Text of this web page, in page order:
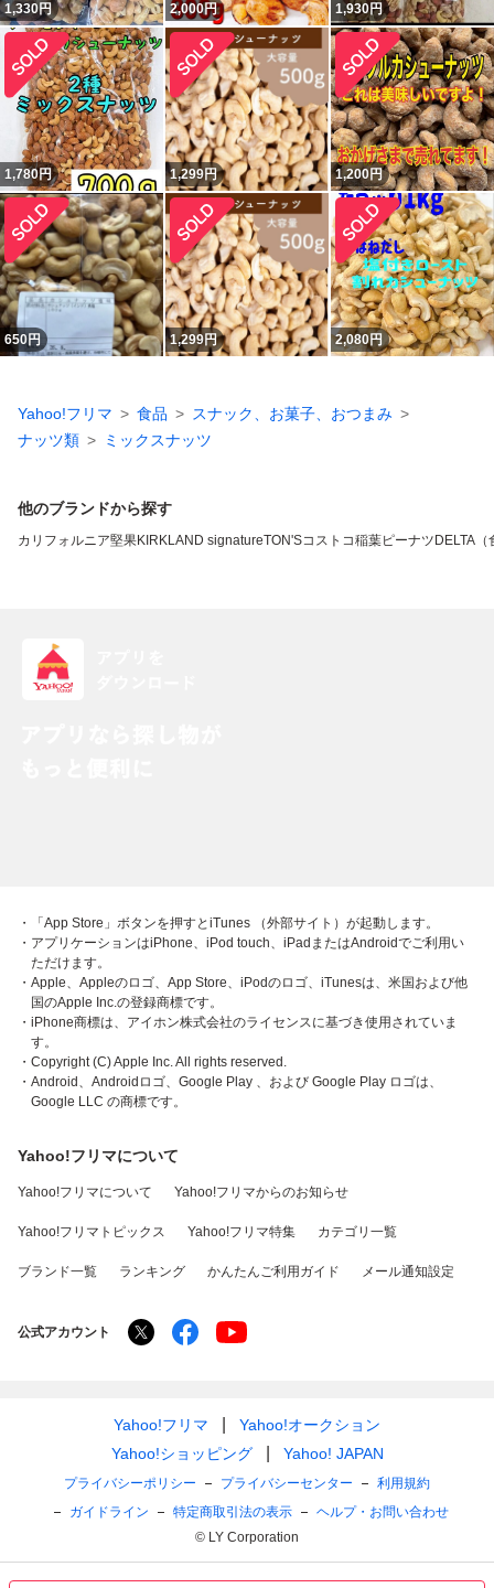
1,330円 2,000円 1,930円
1,780円 1,299円 1,200円
650円 1,299円 2,080円
Yahoo!フリマ 食品
スナック、お菓子、おつまみ
ナッツ類
ミックスナッツ
他のブランドから探す
カリフォルニア堅果KIRKLAND signatureTON'Sコストコ稲葉ピーナツ DELTA（
・「App Store」ボタンを押すとiTunes （外部サイト）が起動します。
・アプリケーションはiPhone、iPod touch、iPadまたはAndroidでご利用い
ただけます。
・Apple、Appleのロゴ、App Store、iPodのロゴ、iTunesは、米国および他
国のApple Inc.の登録商標です。
・iPhone商標は、アイホン株式会社のライセンスに基づき使用されていま
す。
・Copyright (C) Apple Inc. All rights reserved.
・Android、Androidロゴ、Google Play 、および Google Play ロゴは、
Google LLC の商標です。
Yahoo!フリマについて
Yahoo!フリマについて Yahoo!フリマからのお知らせ
Yahoo!フリマトピックス Yahoo!フリマ特集 カテゴリ一覧
ブランド一覧 ランキング かんたんご利用ガイド メール通知設定
公式アカウント
Yahoo!フリマ
Yahoo!オークション
Yahoo!ショッピング
Yahoo! JAPAN
プライバシーポリシー プライバシーセンター
利用規約
ガイドライン
特定商取引法の表示
ヘルプ・お問い合わせ
© LY Corporation